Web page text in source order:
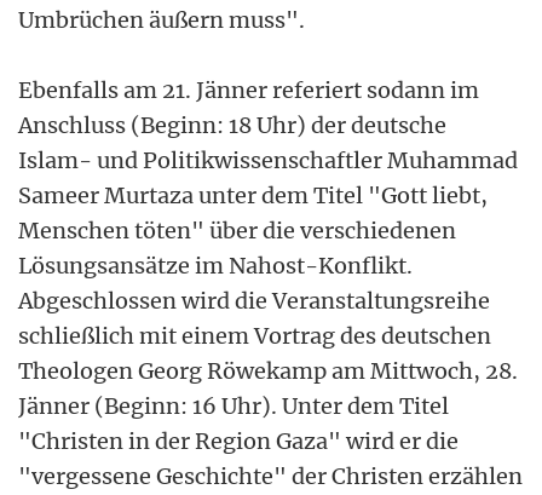
Umbrüchen äußern muss".
Ebenfalls am 21. Jänner referiert sodann im
Anschluss (Beginn: 18 Uhr) der deutsche
Islam- und Politikwissenschaftler Muhammad
Sameer Murtaza unter dem Titel "Gott liebt,
Menschen töten" über die verschiedenen
Lösungsansätze im Nahost-Konflikt.
Abgeschlossen wird die Veranstaltungsreihe
schließlich mit einem Vortrag des deutschen
Theologen Georg Röwekamp am Mittwoch, 28.
Jänner (Beginn: 16 Uhr). Unter dem Titel
"Christen in der Region Gaza" wird er die
"vergessene Geschichte" der Christen erzählen